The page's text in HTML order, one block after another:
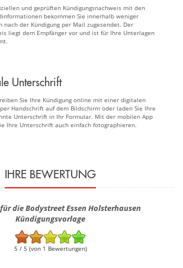
und geprüften Kündigungsnachweis mit den
bekommen Sie innerhalb weniger
nach der Kündigung per Mail zugesendet. Der
liegt dem Empfänger vor und ist für Ihre Unterlagen
Unterschrift
Sie Ihre Kündigung online mit einer digitalen
Handschrift auf dem Bildschirm oder laden Sie Ihre
Unterschrift in Ihr Formular. Mit der mobilen App
Ihre Unterschrift auch einfach fotographieren.
IHRE BEWERTUNG
die Bodystreet Essen Holsterhausen
Kündigungsvorlage
5 / 5 (von 1 Bewertungen)